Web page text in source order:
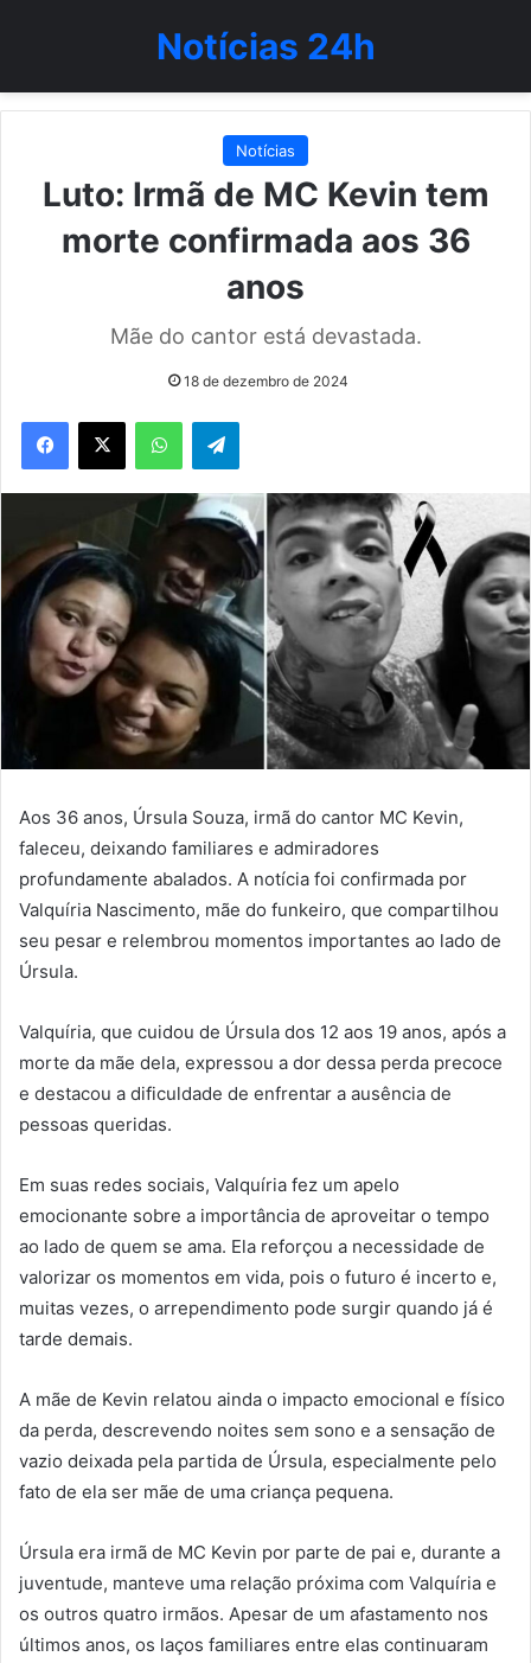
Notícias 24h
Notícias
Luto: Irmã de MC Kevin tem
morte confirmada aos 36
anos
Mãe do cantor está devastada.
18 de dezembro de 2024
WhatsAppTelegram
Aos 36 anos, Úrsula Souza, irmã do cantor MC Kevin,
faleceu, deixando familiares e admiradores
profundamente abalados. A notícia foi confirmada por
Valquíria Nascimento, mãe do funkeiro, que compartilhou
seu pesar e relembrou momentos importantes ao lado de
Úrsula.
Valquíria, que cuidou de Úrsula dos 12 aos 19 anos, após a
morte da mãe dela, expressou a dor dessa perda precoce
e destacou a dificuldade de enfrentar a ausência de
pessoas queridas.
Em suas redes sociais, Valquíria fez um apelo
emocionante sobre a importância de aproveitar o tempo
ao lado de quem se ama. Ela reforçou a necessidade de
valorizar os momentos em vida, pois o futuro é incerto e,
muitas vezes, o arrependimento pode surgir quando já é
tarde demais.
A mãe de Kevin relatou ainda o impacto emocional e físico
da perda, descrevendo noites sem sono e a sensação de
vazio deixada pela partida de Úrsula, especialmente pelo
fato de ela ser mãe de uma criança pequena.
Úrsula era irmã de MC Kevin por parte de pai e, durante a
juventude, manteve uma relação próxima com Valquíria e
os outros quatro irmãos. Apesar de um afastamento nos
últimos anos, os laços familiares entre elas continuaram